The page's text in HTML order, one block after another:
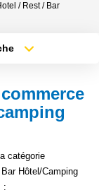
/ Rest / Bar
catégorie
Hôtel/Camping
: